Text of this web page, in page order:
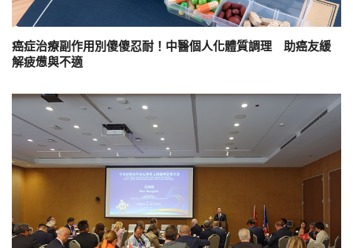
癌症治療副作用別傻傻忍耐！中醫個人化體質調理 助癌友緩
解疲憊與不適